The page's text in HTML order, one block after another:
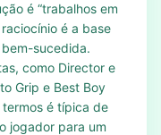
é “trabalhos em
é a base
sucedida.
como Director e
Grip e Best Boy
termos é típica de
jogador para um